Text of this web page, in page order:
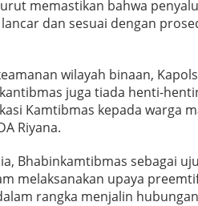
memastikan bahwa
dan sesuai dengan
wilayah binaan,
juga tiada henti-
Kamtibmas kepada warga
Riyana.
Bhabinkamtibmas sebagai
melaksanakan upaya
rangka menjalin